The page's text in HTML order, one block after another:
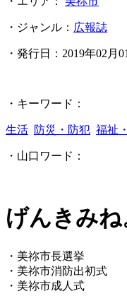
・ジャンル： 広報誌
・発行日： 2019年02月
・キーワード：
生活 防災・防犯 福祉
・山口ワード：
げんきみね
・美祢市長選挙
・美祢市消防出初式
・美祢市成人式